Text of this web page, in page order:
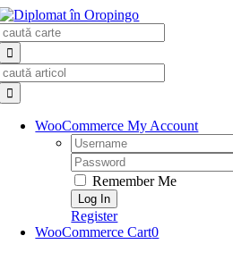
Skip
to
content
WooCommerce My Account
Username:
Password:
Remember Me
Register
WooCommerce Cart0